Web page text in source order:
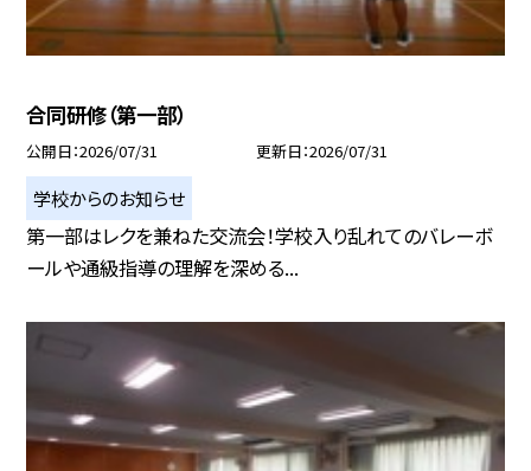
合同研修（第一部）
公開日 2026/07/31 更新日 2026/07/31
学校からのお知らせ
第一部はレクを兼ねた交流会！学校入り乱れてのバレーボ
ールや通級指導の理解を深める...